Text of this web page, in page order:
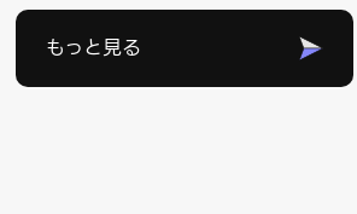
もっと見る